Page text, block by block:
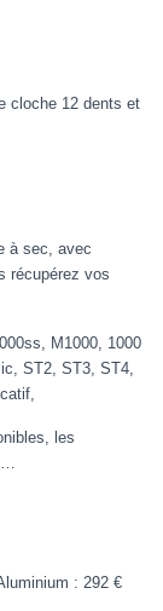
cloche 12 dents et
à sec, avec
récupérez vos
M1000, 1000
ST2, ST3, ST4,
les
…
: 292 €